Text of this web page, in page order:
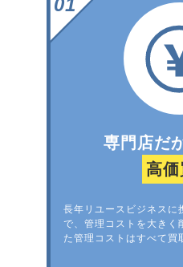
専門店だ
高価
長年リユースビジネスに
で、管理コストを大きく
た管理コストはすべて買